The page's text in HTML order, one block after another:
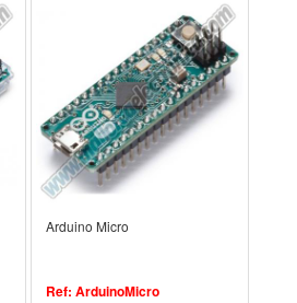
Arduino Micro
Ref: ArduinoMicro